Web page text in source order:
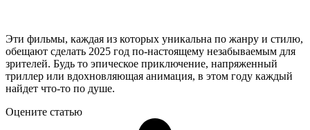
Эти фильмы, каждая из которых уникальна по жанру и стилю,
обещают сделать 2025 год по-настоящему незабываемым для
зрителей. Будь то эпическое приключение, напряженный
триллер или вдохновляющая анимация, в этом году каждый
найдет что-то по душе.
Оцените статью